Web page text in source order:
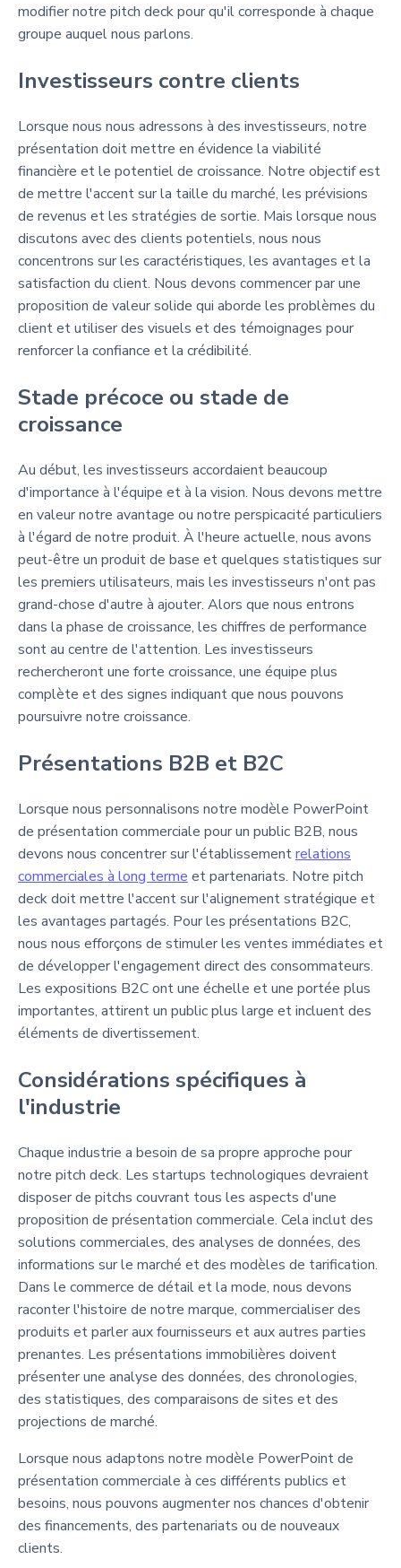
modifier notre pitch deck pour qu'il corresponde à chaque
groupe auquel nous parlons.
Investisseurs contre clients
Lorsque nous nous adressons à des investisseurs, notre
présentation doit mettre en évidence la viabilité
financière et le potentiel de croissance. Notre objectif est
de mettre l'accent sur la taille du marché, les prévisions
de revenus et les stratégies de sortie. Mais lorsque nous
discutons avec des clients potentiels, nous nous
concentrons sur les caractéristiques, les avantages et la
satisfaction du client. Nous devons commencer par une
proposition de valeur solide qui aborde les problèmes du
client et utiliser des visuels et des témoignages pour
renforcer la confiance et la crédibilité.
Stade précoce ou stade de
croissance
Au début, les investisseurs accordaient beaucoup
d'importance à l'équipe et à la vision. Nous devons mettre
en valeur notre avantage ou notre perspicacité particuliers
à l'égard de notre produit. À l'heure actuelle, nous avons
peut-être un produit de base et quelques statistiques sur
les premiers utilisateurs, mais les investisseurs n'ont pas
grand-chose d'autre à ajouter. Alors que nous entrons
dans la phase de croissance, les chiffres de performance
sont au centre de l'attention. Les investisseurs
rechercheront une forte croissance, une équipe plus
complète et des signes indiquant que nous pouvons
poursuivre notre croissance.
Présentations B2B et B2C
Lorsque nous personnalisons notre modèle PowerPoint
de présentation commerciale pour un public B2B, nous
devons nous concentrer sur l'établissementrelations
commerciales à long terme et partenariats. Notre pitch
deck doit mettre l'accent sur l'alignement stratégique et
les avantages partagés. Pour les présentations B2C,
nous nous efforçons de stimuler les ventes immédiates et
de développer l'engagement direct des consommateurs.
Les expositions B2C ont une échelle et une portée plus
importantes, attirent un public plus large et incluent des
éléments de divertissement.
Considérations spécifiques à
l'industrie
Chaque industrie a besoin de sa propre approche pour
notre pitch deck. Les startups technologiques devraient
disposer de pitchs couvrant tous les aspects d'une
proposition de présentation commerciale. Cela inclut des
solutions commerciales, des analyses de données, des
informations sur le marché et des modèles de tarification.
Dans le commerce de détail et la mode, nous devons
raconter l'histoire de notre marque, commercialiser des
produits et parler aux fournisseurs et aux autres parties
prenantes. Les présentations immobilières doivent
présenter une analyse des données, des chronologies,
des statistiques, des comparaisons de sites et des
projections de marché.
Lorsque nous adaptons notre modèle PowerPoint de
présentation commerciale à ces différents publics et
besoins, nous pouvons augmenter nos chances d'obtenir
des financements, des partenariats ou de nouveaux
clients.